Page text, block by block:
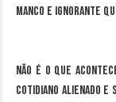
manco e ignorante
Não é o que
cotidiano alienado e